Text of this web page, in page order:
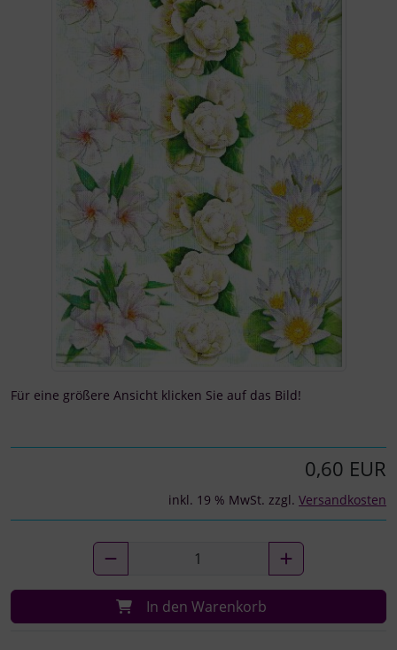
Für eine größere Ansicht klicken Sie auf das Bild!
0,60 EUR
inkl. 19 % MwSt. zzgl. Versandkosten
In den Warenkorb